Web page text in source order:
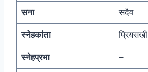
सना सदैव
स्नेहकांता प्रियसखी
स्नेहप्रभा –